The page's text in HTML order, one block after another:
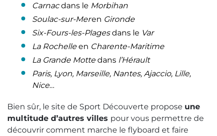
Carnacdans le Morbihan
Soulac-sur-Meren Gironde
Six-Fours-les-Plagesdans le Var
La Rochelleen Charente-Maritime
La Grande Mottedans l’Hérault
Paris, Lyon, Marseille, Nantes, Ajaccio, Lille,
Nice…
Bien sûr, le site de Sport Découverte propose une
multitude d’autres villes pour vous permettre de
découvrir comment marche le flyboard et faire